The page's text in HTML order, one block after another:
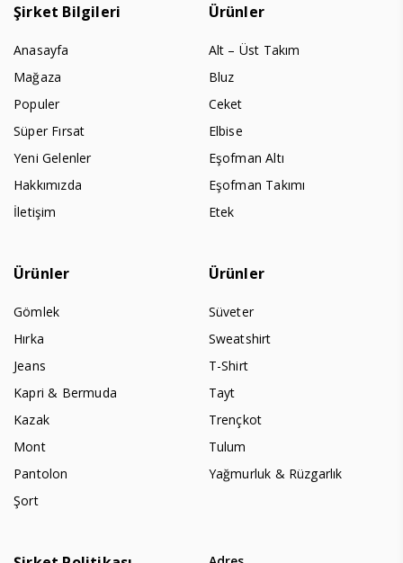
Şirket Bilgileri
Anasayfa
Mağaza
Populer
Süper Fırsat
Yeni Gelenler
Hakkımızda
İletişim
Ürünler
Alt – Üst Takım
Bluz
Ceket
Elbise
Eşofman Altı
Eşofman Takımı
Etek
Ürünler
Gömlek
Hırka
Jeans
Kapri & Bermuda
Kazak
Mont
Pantolon
Şort
Ürünler
Süveter
Sweatshirt
T-Shirt
Tayt
Trençkot
Tulum
Yağmurluk & Rüzgarlık